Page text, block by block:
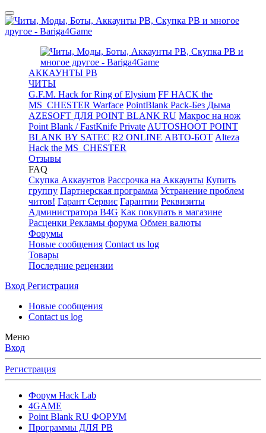
АККАУНТЫ PB
ЧИТЫ
G.F.M. Hack for Ring of Elysium FF HACK the
MS_CHESTER Warface PointBlank Pack-Без Дыма
AZESOFT ДЛЯ POINT BLANK RU Макрос на нож
Point Blank / FastKnife Private AUTOSHOOT POINT
BLANK BY SATEC R2 ONLINE АВТО-БОТ Alteza
Hack the MS_CHESTER
Отзывы
FAQ
Скупка Аккаунтов Рассрочка на Аккаунты Купить
группу Партнерская программа Устранение проблем
читов! Гарант Сервис Гарантии Реквизиты
Администратора B4G Как покупать в магазине
Расценки Рекламы форума Обмен валюты
Форумы
Новые сообщения Contact us log
Товары
Последние рецензии
Вход Регистрация
Новые сообщения
Contact us log
Меню
Вход
Регистрация
Форум Hack Lab
4GAME
Point Blank RU ФОРУМ
Программы ДЛЯ PB